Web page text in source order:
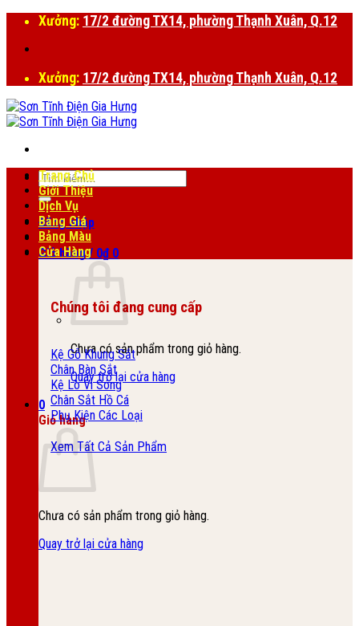
Xưởng: 17/2 đường TX14, phường Thạnh Xuân, Q.12
Xưởng: 17/2 đường TX14, phường Thạnh Xuân, Q.12
Tìm
kiếm:
Đăng nhập
Giỏ hàng / 0₫ 0
Chưa có sản phẩm trong giỏ hàng.
Quay trở lại cửa hàng
0
Giỏ hàng
Chưa có sản phẩm trong giỏ hàng.
Quay trở lại cửa hàng
Trang Chủ
Giới Thiệu
Dịch Vụ
Bảng Giá
Bảng Màu
Cửa Hàng
Chúng tôi đang cung cấp
Kệ Gỗ Khung Sắt
Chân Bàn Sắt
Kệ Lò Vi Sóng
Chân Sắt Hồ Cá
Phụ Kiện Các Loại
Xem Tất Cả Sản Phẩm